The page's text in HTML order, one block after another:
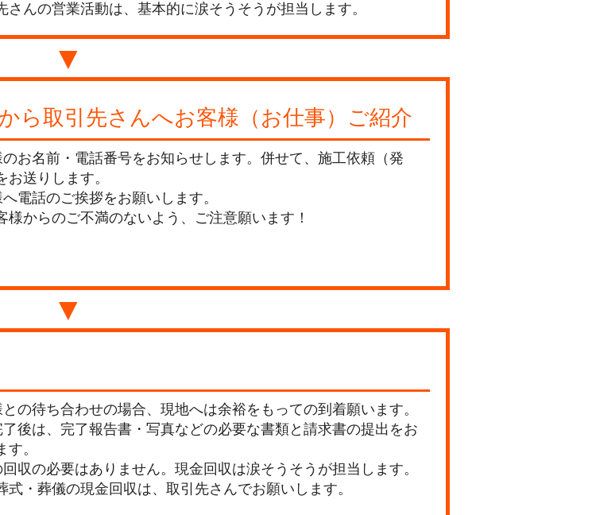
んの営業活動は、基本的に涙そうそうが担当します。
▼
ら取引先さんへお客様（お仕事）ご紹介
お名前・電話番号をお知らせします。併せて、施工依頼（発
お送りします。
電話のご挨拶をお願いします。
からのご不満のないよう、ご注意願います！
▼
の待ち合わせの場合、現地へは余裕をもっての到着願います。
後は、完了報告書・写真などの必要な書類と請求書の提出をお
す。
収の必要はありません。現金回収は涙そうそうが担当します。
・葬儀の現金回収は、取引先さんでお願いします。